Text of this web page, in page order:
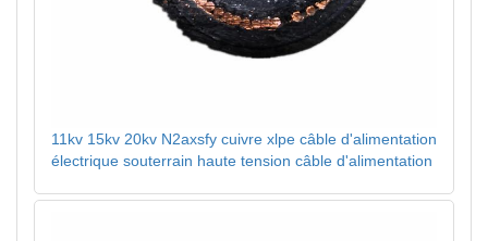
11kv 15kv 20kv N2axsfy cuivre xlpe câble d'alimentation
électrique souterrain haute tension câble d'alimentation